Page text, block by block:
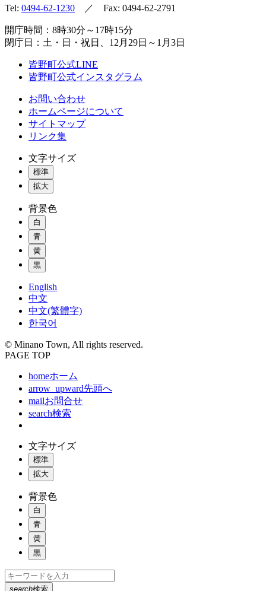
Tel: 0494-62-1230 ／ Fax: 0494-62-2791
開庁時間：8時30分～17時15分
閉庁日：土・日・祝日、12月29日～1月3日
皆野町公式LINE
皆野町公式インスタグラム
お問い合わせ
ホームページについて
サイトマップ
リンク集
文字サイズ
標準
拡大
背景色
白
青
黄
黒
English
中文
中文(繁體字)
한국어
© Minano Town, All rights reserved.
PAGE TOP
homeホーム
arrow_upward先頭へ
mailお問合せ
search検索
文字サイズ
標準
拡大
背景色
白
青
黄
黒
search検索